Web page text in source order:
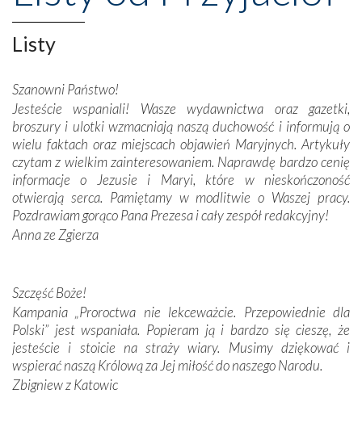
niepodległość kraju. Zachwyt budziła potężna, a zarazem
misterna architektura tych monumentalnych dzieł,
wspaniałe zdobienia, dbałość ich twórców o detale,
budowniczych.
Podążyliśmy też śladami fatimskich wizjonerów – Łucji
dos Santos oraz świętych Hiacynty i Franciszka Marto.
Modliliśmy się przy ich grobach. Odprawiliśmy Drogę
Krzyżową w ich rodzinnych stronach, odwiedziliśmy
domy, w których żyli.
W miejscu objawień Matki Bożej zapaliliśmy świece
Podczas tej kilkudniowej wyprawy na każdym kroku
spotykaliśmy się z serdeczną otwartością
Portugalczyków. Podziwialiśmy ich ludową sztukę i
zwyczaje. Mimo że nasze kraje są od siebie bardzo
oddalone, w żaden sposób nie czuliśmy się obco.
Sprawiła to oczywiście sama Matka Boża, ale też
kulturowa bliskość biorąca swój początek w naszej
Listy
Szanowni Państwo!
Jesteście wspaniali! Wasze wydawnictwa oraz gazetki,
broszury i ulotki wzmacniają naszą duchowość i informują o
wielu faktach oraz miejscach objawień Maryjnych. Artykuły
czytam z wielkim zainteresowaniem. Naprawdę bardzo cenię
informacje o Jezusie i Maryi, które w nieskończoność
otwierają serca. Pamiętamy w modlitwie o Waszej pracy.
Pozdrawiam gorąco Pana Prezesa i cały zespół redakcyjny!
Anna ze Zgierza
Szczęść Boże!
Kampania „Proroctwa nie lekceważcie. Przepowiednie dla
Polski” jest wspaniała. Popieram ją i bardzo się cieszę, że
jesteście i stoicie na straży wiary. Musimy dziękować i
wspierać naszą Królową za Jej miłość do naszego Narodu.
Zbigniew z Katowic